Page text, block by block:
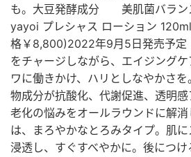
も。大豆発酵成分 美肌菌バ
yayoi プレシャス ローション
格￥8,800)2022年9月5日発売予定
をチャージしながら、エイジング
ワに働きかけ、ハリとしなやかさ
物成分が抗酸化、代謝促進、透明感
老化の悩みをオールラウンドに解
は、まろやかなとろみタイプ。肌
浸透し、すぐすべやかに。後につ